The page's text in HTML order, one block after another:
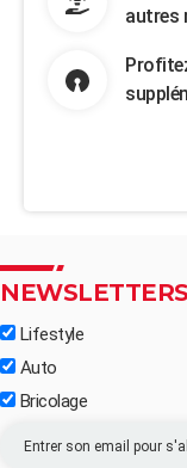
autres
NEWSLETTERS
Lifestyle
Auto
Bricolage